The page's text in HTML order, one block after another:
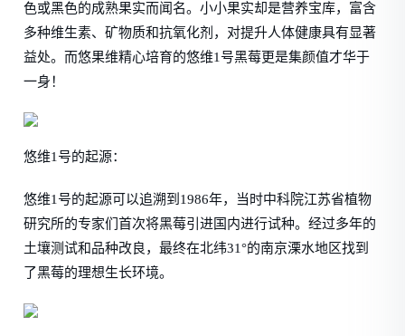
色或黑色的成熟果实而闻名。小小果实却是营养宝库，富含
多种维生素、矿物质和抗氧化剂，对提升人体健康具有显著
益处。而悠果维精心培育的悠维1号黑莓更是集颜值才华于
一身！
悠维1号的起源：
悠维1号的起源可以追溯到1986年，当时中科院江苏省植物
研究所的专家们首次将黑莓引进国内进行试种。经过多年的
土壤测试和品种改良，最终在北纬31°的南京溧水地区找到
了黑莓的理想生长环境。